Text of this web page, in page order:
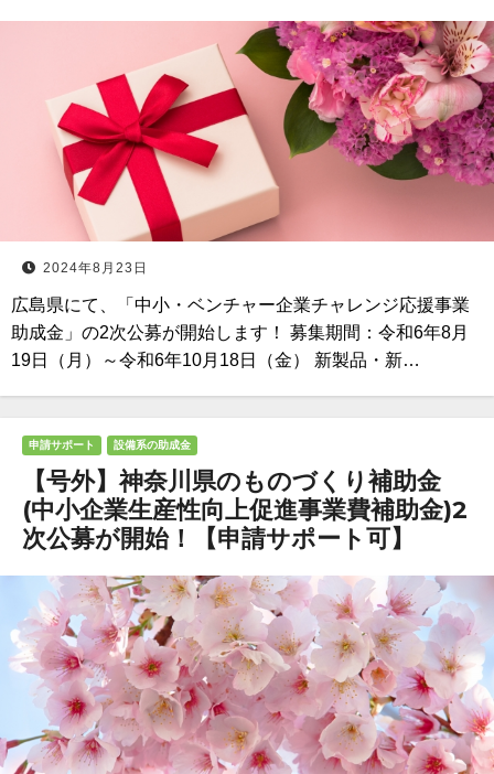
2024年8月23日
広島県にて、「中小・ベンチャー企業チャレンジ応援事業
助成金」の2次公募が開始します！ 募集期間：令和6年8月
19日（月）～令和6年10月18日（金） 新製品・新…
申請サポート 設備系の助成金
【号外】神奈川県のものづくり補助金
(中小企業生産性向上促進事業費補助金)2
次公募が開始！【申請サポート可】